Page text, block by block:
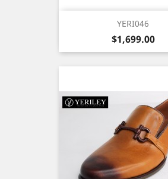
YERI046
Precio
$1,699.00